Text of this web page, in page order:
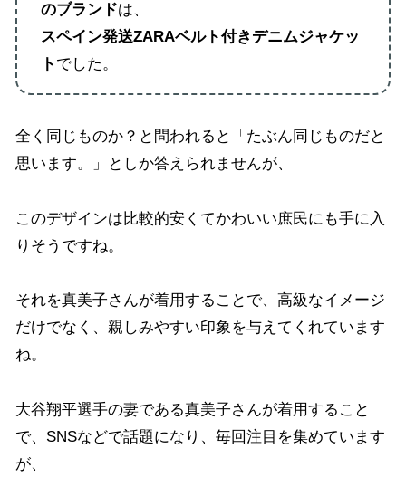
のブランドは、
スペイン発送ZARAベルト付きデニムジャケッ
ト でした。
全く同じものか？と問われると「たぶん同じものだと
思います。」としか答えられませんが、
このデザインは比較的安くてかわいい庶民にも手に入
りそうですね。
それを真美子さんが着用することで、高級なイメージ
だけでなく、親しみやすい印象を与えてくれています
ね。
大谷翔平選手の妻である真美子さんが着用すること
で、SNSなどで話題になり、毎回注目を集めています
が、